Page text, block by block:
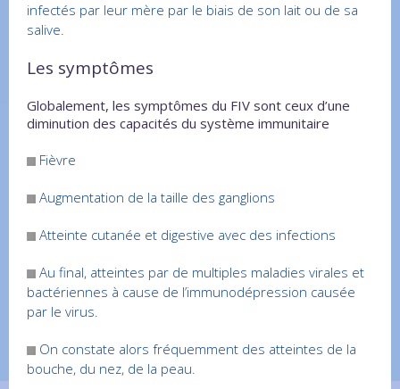
infectés par leur mère par le biais de son lait ou de sa
salive.
Les symptômes
Globalement, les symptômes du FIV sont ceux d’une
diminution des capacités du système immunitaire
Fièvre
Augmentation de la taille des ganglions
Atteinte cutanée et digestive avec des infections
Au final, atteintes par de multiples maladies virales et
bactériennes à cause de l’immunodépression causée
par le virus.
On constate alors fréquemment des atteintes de la
bouche, du nez, de la peau.